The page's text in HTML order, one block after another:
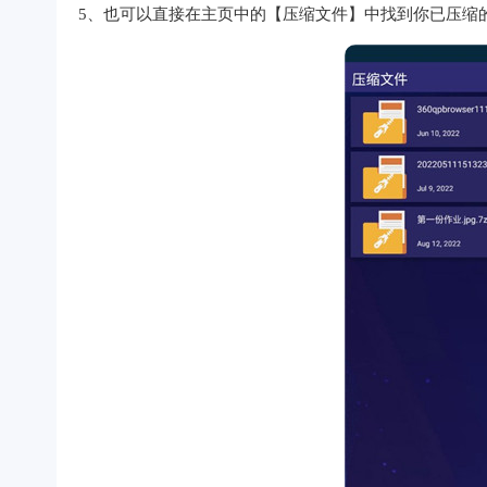
5、也可以直接在主页中的【压缩文件】中找到你已压缩